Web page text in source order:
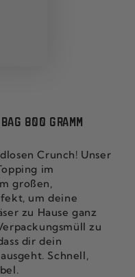
800 GRAMM
Crunch! Unser
im
großen,
um deine
zu Hause ganz
zu
dir dein
Schnell,